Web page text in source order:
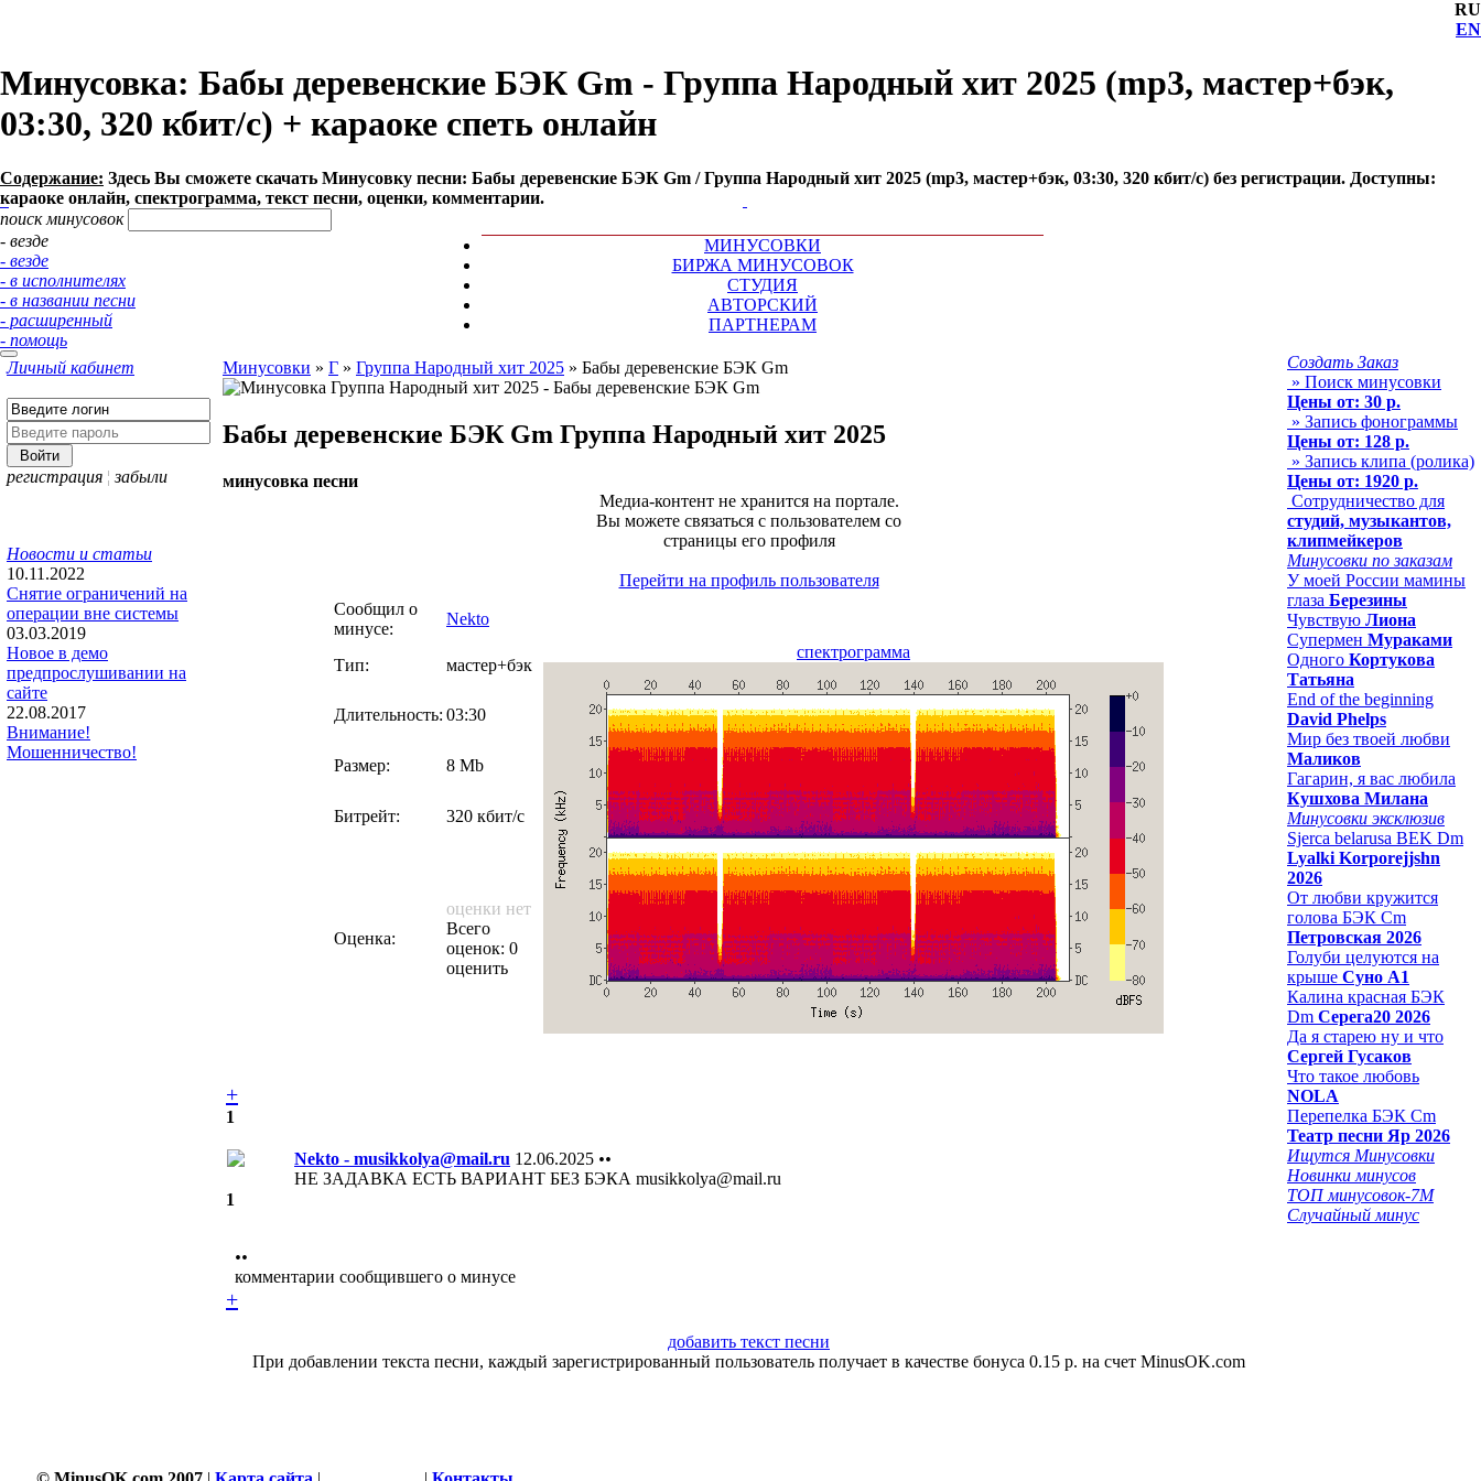
RU
EN
Минусовка: Бабы деревенские БЭК Gm - Группа Народный хит 2025 (mp3, мастер+бэк,
03:30, 320 кбит/с) + караоке спеть онлайн
Содержание: Здесь Вы сможете cкачать Минусовку песни: Бабы деревенские БЭК Gm / Группа Народный хит 2025 (mp3, мастер+бэк, 03:30, 320 кбит/с) без регистрации. Доступны:
караоке онлайн, спектрограмма, текст песни, оценки, комментарии.
поиск минусовок
- везде
- везде
- в исполнителях
- в названии песни
- расширенный
- помощь
МИНУСОВКИ
БИРЖА МИНУСОВОК
СТУДИЯ
АВТОРСКИЙ
ПАРТНЕРАМ
Личный кабинет
регистрация ¦ забыли
Новости и статьи
10.11.2022
Снятие ограничений на
операции вне системы
03.03.2019
Новое в демо
предпрослушивании на
сайте
22.08.2017
Внимание!
Мошенничество!
Минусовки » Г » Группа Народный хит 2025 » Бабы деревенские БЭК Gm
Бабы деревенские БЭК Gm Группа Народный хит 2025
минусовка песни
Медиа-контент не хранится на портале.
Вы можете связаться с пользователем со
страницы его профиля
Перейти на профиль пользователя
Сообщил о
минусе:
Nekto
Тип: мастер+бэк
спектрограмма
Длительность: 03:30
Размер: 8 Mb
Битрейт: 320 кбит/с
Оценка:
оценки нет
Всего
оценок: 0
оценить
+
1
Nekto - musikkolya@mail.ru 12.06.2025 ••
НЕ ЗАДАВКА ЕСТЬ ВАРИАНТ БЕЗ БЭКА musikkolya@mail.ru
1
••
комментарии сообщившего о минусе
+
добавить текст песни
При добавлении текста песни, каждый зарегистрированный пользователь получает в качестве бонуса 0.15 р. на счет MinusOK.com
Создать Заказ
» Поиск минусовки
Цены от: 30 р.
» Запись фонограммы
Цены от: 128 р.
» Запись клипа (ролика)
Цены от: 1920 р.
Сотрудничество для
студий, музыкантов,
клипмейкеров
Минусовки по заказам
У моей России мамины
глаза Березины
Чувствую Лиона
Супермен Мураками
Одного Кортукова
Татьяна
End of the beginning
David Phelps
Мир без твоей любви
Маликов
Гагарин, я вас любила
Кушхова Милана
Минусовки эксклюзив
Sjerca belarusa BEK Dm
Lyalki Korporejjshn
2026
От любви кружится
голова БЭК Cm
Петровская 2026
Голуби целуются на
крыше Суно А1
Калина красная БЭК
Dm Серега20 2026
Да я старею ну и что
Сергей Гусаков
Что такое любовь
NOLA
Перепелка БЭК Cm
Театр песни Яр 2026
Ищутся Минусовки
Новинки минусов
ТОП минусовок-7M
Случайный минус